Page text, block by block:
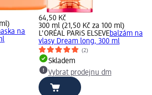
na
64,50 Kč
300 ml (21,50 Kč za 100 ml)
L'ORÉAL PARiS ELSEVEbalzám na
vlasy Dream long, 300 ml
(2)
Skladem
Vybrat prodejnu dm